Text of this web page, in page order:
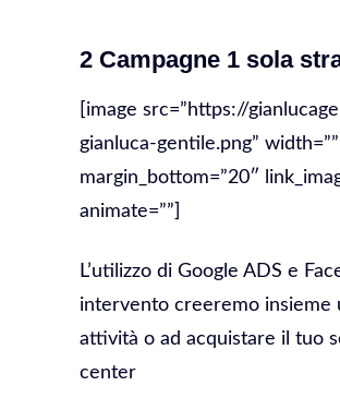
2 Campagne 1 sola
[image src=”https://
gianluca-gentile.png”
margin_bottom=”20″
animate=””]
L’utilizzo di Google ADS e
intervento creeremo insieme
attività o ad acquistare il tuo
center